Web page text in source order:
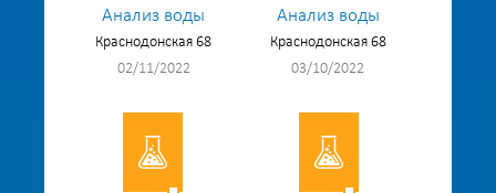
Анализ воды
Краснодонская 68
02/11/2022
Анализ воды
Краснодонская 68
03/10/2022